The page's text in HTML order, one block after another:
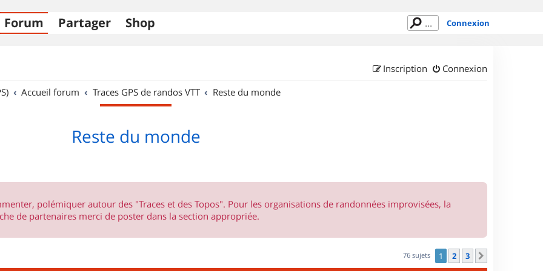
Forum Partager Shop Connexion
Connexion
Inscription
Accueil forum Traces GPS de randos VTT Reste du monde
Reste du monde
polémiquer autour des "Traces et des Topos". Pour les organisations de randonnées improvisées, la
de partenaires merci de poster dans la section appropriée.
76 sujets 1 2 3